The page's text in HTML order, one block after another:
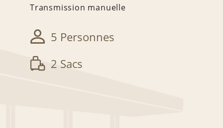
Transmission manuelle
5 Personnes
2 Sacs